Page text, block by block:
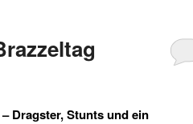
Dragster, Stunts und ein